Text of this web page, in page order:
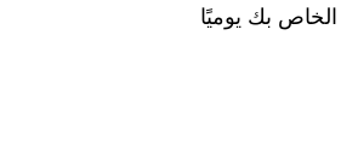
الخاص بك يوميًا